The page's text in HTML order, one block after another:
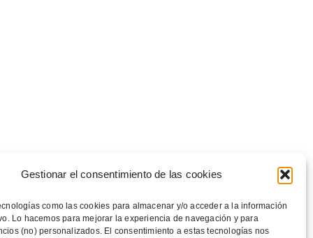
Gestionar el consentimiento de las cookies
como las cookies para almacenar y/o acceder a la información
Lo hacemos para mejorar la experiencia de navegación y para
(no) personalizados. El consentimiento a estas tecnologías nos